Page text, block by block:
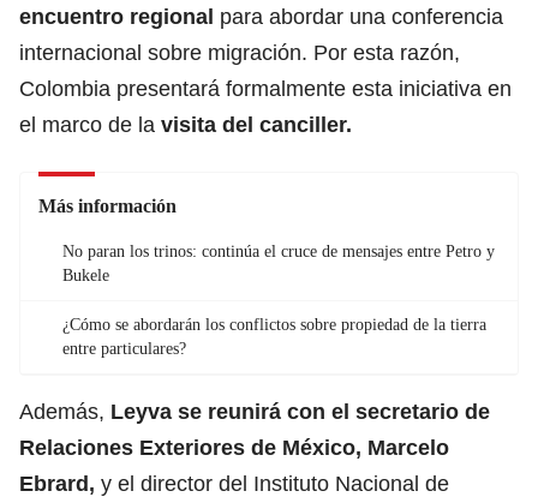
encuentro regional para abordar una conferencia
internacional sobre migración. Por esta razón,
Colombia presentará formalmente esta iniciativa en
el marco de la visita del canciller.
Más información
No paran los trinos: continúa el cruce de mensajes entre Petro y
Bukele
¿Cómo se abordarán los conflictos sobre propiedad de la tierra
entre particulares?
Además, Leyva se reunirá con el secretario de
Relaciones Exteriores de México, Marcelo
Ebrard, y el director del Instituto Nacional de